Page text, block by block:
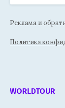
Реклама и
Политика
WORLDTOUR